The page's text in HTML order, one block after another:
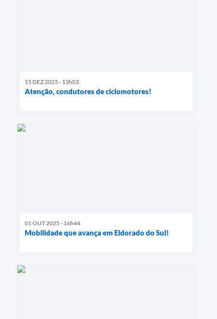
15 DEZ 2025 - 13h03
Atenção, condutores de ciclomotores!
01 OUT 2025 - 16h44
Mobilidade que avança em Eldorado do Sul!